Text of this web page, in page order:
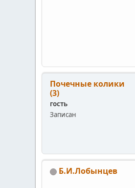
Почечные колики
(3)
гость
Записан
Б.И.Лобынцев